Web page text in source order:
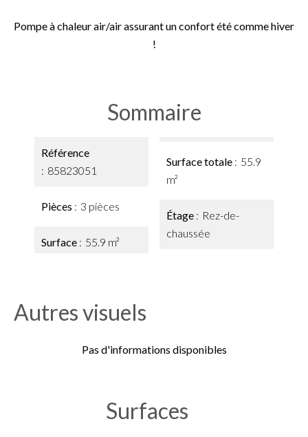
Pompe à chaleur air/air assurant un confort été comme hiver
!
Sommaire
Référence
85823051
Pièces 3 pièces
Surface 55.9 m²
Surface totale
55.9
m²
Étage
Rez-de-
chaussée
Autres visuels
Pas d'informations disponibles
Surfaces